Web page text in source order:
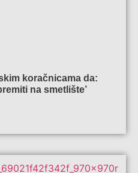
koračnicama da:
na smetlište’